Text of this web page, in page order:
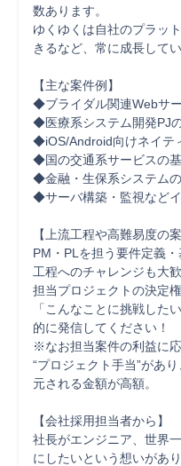
数あります。
ゆくゆくは自社のプラッ
きるなど、常に成長して
【主な案件例】
◆ブライダル関連Webサ
◆医療系システム開発PJ
◆iOS/Android向けネイテ
◆国の交通系サービスの
◆金融・生保系システム
◆サーバ構築・監視など
【上流工程や高難易度の
PM・PLを担う要件定義
工程へのチャレンジも大歓
担当プロジェクトの決定
「こんなことに挑戦した
的に発信してください！
※なお担当案件の利益に
“プロジェクト手当”があ
元される金額が高額。
【会社採用担当者から】
社長がエンジニア、世界
にしたいという想いがあり